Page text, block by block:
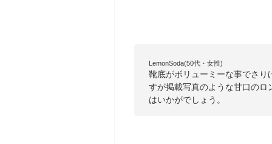
LemonSoda(50代・女性)
靴底がボリューミーな事でさ
すが掲載写真のような甘口の
はいかがでしょう。